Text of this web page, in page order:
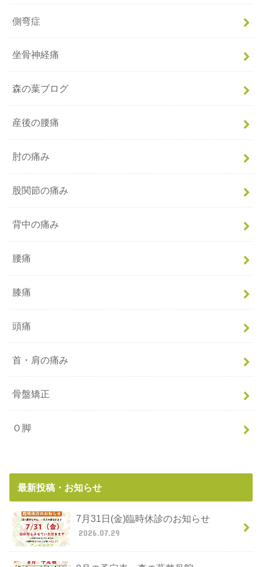
側弯症
坐骨神経痛
森の葉ブログ
産後の腰痛
肘の痛み
股関節の痛み
背中の痛み
腰痛
膝痛
頭痛
首・肩の痛み
骨盤矯正
Ｏ脚
最新投稿・お知らせ
7月31日(金)臨時休診のお知らせ
2026.07.29